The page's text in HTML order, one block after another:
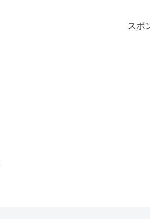
スポ